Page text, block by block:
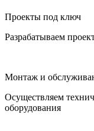
Проекты под ключ
Разрабатываем
Монтаж и
Осуществляем
оборудования